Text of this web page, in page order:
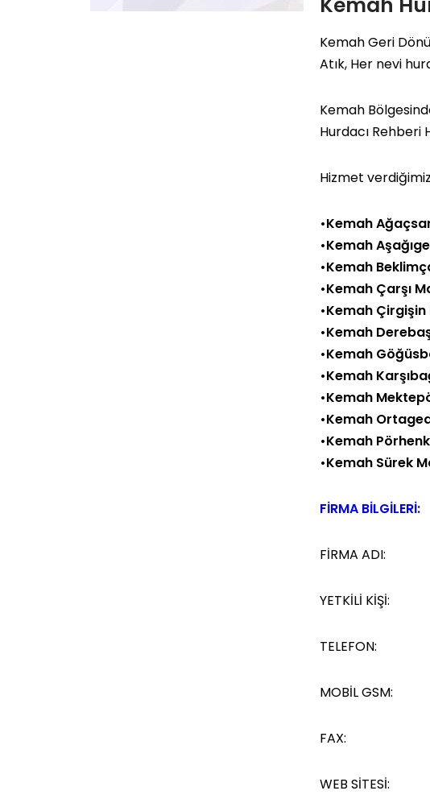
Kemah Geri
Atık, Her nevi
Kemah
Hurdacı Rehberi
Hizmet
•Kemah
•Kemah
•Kemah
•Kemah Çarşı
•Kemah
•Kemah
•Kemah
•Kemah
•Kemah
•Kemah
•Kemah
•Kemah Sürek
FİRMA BİLGİLERİ:
FİRMA ADI:
YETKİLİ KİŞİ:
TELEFON:
MOBİL GSM:
FAX:
WEB SİTESİ: